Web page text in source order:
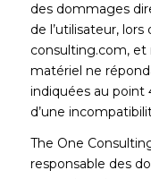
des dommages
de l’utilisateur,
consulting.com, et
matériel ne
indiquées au point
d’une
The One
responsable des